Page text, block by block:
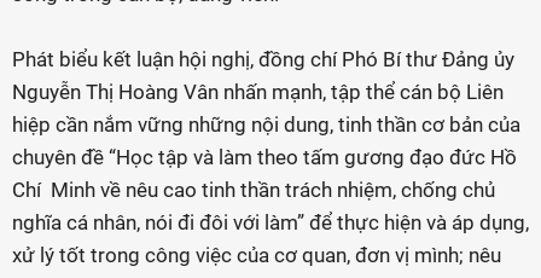
Phát biểu kết luận hội nghị, đồng chí Phó Bí thư Đảng ủy
Nguyễn Thị Hoàng Vân nhấn mạnh, tập thể cán bộ Liên
hiệp cần nắm vững những nội dung, tinh thần cơ bản của
chuyên đề “Học tập và làm theo tấm gương đạo đức Hồ
Chí Minh về nêu cao tinh thần trách nhiệm, chống chủ
nghĩa cá nhân, nói đi đôi với làm” để thực hiện và áp dụng,
xử lý tốt trong công việc của cơ quan, đơn vị mình; nêu